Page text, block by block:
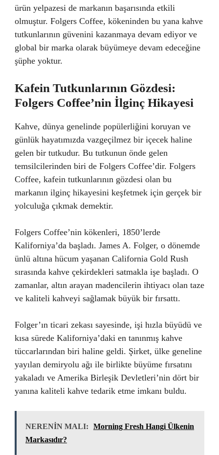
ürün yelpazesi de markanın başarısında etkili
olmuştur. Folgers Coffee, kökeninden bu yana kahve
tutkunlarının güvenini kazanmaya devam ediyor ve
global bir marka olarak büyümeye devam edeceğine
şüphe yoktur.
Kafein Tutkunlarının Gözdesi:
Folgers Coffee’nin İlginç Hikayesi
Kahve, dünya genelinde popülerliğini koruyan ve
günlük hayatımızda vazgeçilmez bir içecek haline
gelen bir tutkudur. Bu tutkunun önde gelen
temsilcilerinden biri de Folgers Coffee’dir. Folgers
Coffee, kafein tutkunlarının gözdesi olan bu
markanın ilginç hikayesini keşfetmek için gerçek bir
yolculuğa çıkmak demektir.
Folgers Coffee’nin kökenleri, 1850’lerde
Kaliforniya’da başladı. James A. Folger, o dönemde
ünlü altına hücum yaşanan California Gold Rush
sırasında kahve çekirdekleri satmakla işe başladı. O
zamanlar, altın arayan madencilerin ihtiyacı olan taze
ve kaliteli kahveyi sağlamak büyük bir fırsattı.
Folger’ın ticari zekası sayesinde, işi hızla büyüdü ve
kısa sürede Kaliforniya’daki en tanınmış kahve
tüccarlarından biri haline geldi. Şirket, ülke geneline
yayılan demiryolu ağı ile birlikte büyüme fırsatını
yakaladı ve Amerika Birleşik Devletleri’nin dört bir
yanına kaliteli kahve tedarik etme imkanı buldu.
NERENİN MALI:
Morning Fresh Hangi Ülkenin
Markasıdır?